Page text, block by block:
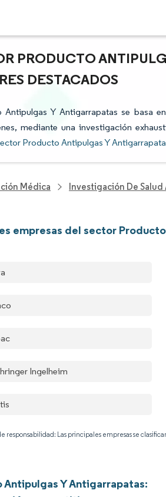
PRODUCTO
DESTACADOS
Y Antigarrapatas se basa
mediante una investigación
Producto Antipulgas Y
Médica Investigación De Salud
empresas del sector
Ingelheim
responsabilidad: Las principales empresas se
Antipulgas Y Antigarrapatas: